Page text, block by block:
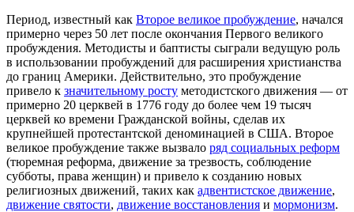
Период, известный как Второе великое пробуждение, начался
примерно через 50 лет после окончания Первого великого
пробуждения. Методисты и баптисты сыграли ведущую роль
в использовании пробуждений для расширения христианства
до границ Америки. Действительно, это пробуждение
привело к значительному росту методистского движения — от
примерно 20 церквей в 1776 году до более чем 19 тысяч
церквей ко времени Гражданской войны, сделав их
крупнейшей протестантской деноминацией в США. Второе
великое пробуждение также вызвало ряд социальных реформ
(тюремная реформа, движение за трезвость, соблюдение
субботы, права женщин) и привело к созданию новых
религиозных движений, таких как адвентистское движение,
движение святости, движение восстановления и мормонизм.